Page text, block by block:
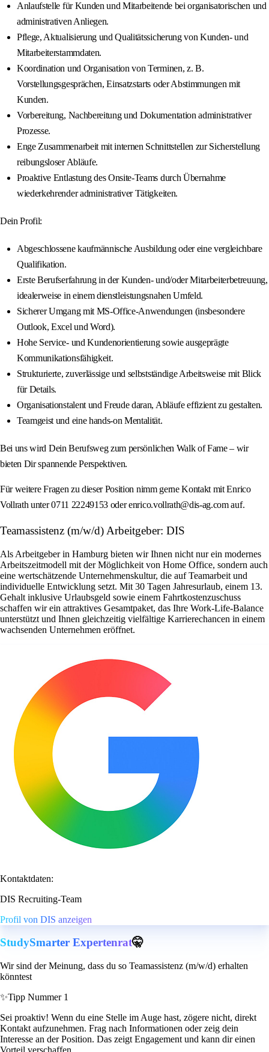
Anlaufstelle für Kunden und Mitarbeitende bei organisatorischen und
administrativen Anliegen.
Pflege, Aktualisierung und Qualitätssicherung von Kunden‑ und
Mitarbeiterstammdaten.
Koordination und Organisation von Terminen, z. B.
Vorstellungsgesprächen, Einsatzstarts oder Abstimmungen mit
Kunden.
Vorbereitung, Nachbereitung und Dokumentation administrativer
Prozesse.
Enge Zusammenarbeit mit internen Schnittstellen zur Sicherstellung
reibungsloser Abläufe.
Proaktive Entlastung des Onsite-Teams durch Übernahme
wiederkehrender administrativer Tätigkeiten.
Dein Profil:
Abgeschlossene kaufmännische Ausbildung oder eine vergleichbare
Qualifikation.
Erste Berufserfahrung in der Kunden‑ und/oder Mitarbeiterbetreuung,
idealerweise in einem dienstleistungsnahen Umfeld.
Sicherer Umgang mit MS‑Office-Anwendungen (insbesondere
Outlook, Excel und Word).
Hohe Service‑ und Kundenorientierung sowie ausgeprägte
Kommunikationsfähigkeit.
Strukturierte, zuverlässige und selbstständige Arbeitsweise mit Blick
für Details.
Organisationstalent und Freude daran, Abläufe effizient zu gestalten.
Teamgeist und eine hands‑on Mentalität.
Bei uns wird Dein Berufsweg zum persönlichen Walk of Fame – wir
bieten Dir spannende Perspektiven.
Für weitere Fragen zu dieser Position nimm gerne Kontakt mit Enrico
Vollrath unter 0711 22249153 oder enrico.vollrath@dis-ag.com auf.
Teamassistenz (m/w/d) Arbeitgeber: DIS
Als Arbeitgeber in Hamburg bieten wir Ihnen nicht nur ein modernes
Arbeitszeitmodell mit der Möglichkeit von Home Office, sondern auch
eine wertschätzende Unternehmenskultur, die auf Teamarbeit und
individuelle Entwicklung setzt. Mit 30 Tagen Jahresurlaub, einem 13.
Gehalt inklusive Urlaubsgeld sowie einem Fahrtkostenzuschuss
schaffen wir ein attraktives Gesamtpaket, das Ihre Work-Life-Balance
unterstützt und Ihnen gleichzeitig vielfältige Karrierechancen in einem
wachsenden Unternehmen eröffnet.
Kontaktdaten:
DIS Recruiting-Team
Profil von DIS anzeigen
StudySmarter Expertenrat🤫
Wir sind der Meinung, dass du so Teamassistenz (m/w/d) erhalten
könntest
✨Tipp Nummer 1
Sei proaktiv! Wenn du eine Stelle im Auge hast, zögere nicht, direkt
Kontakt aufzunehmen. Frag nach Informationen oder zeig dein
Interesse an der Position. Das zeigt Engagement und kann dir einen